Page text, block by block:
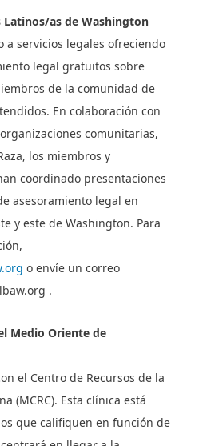
Latinos/as de Washington
a servicios legales ofreciendo
legal gratuitos sobre
de la comunidad de
En colaboración con
comunitarias,
los miembros y
coordinado presentaciones
asesoramiento legal en
y este de Washington. Para
o envíe un correo
.
Medio Oriente de
el Centro de Recursos de la
(MCRC). Esta clínica está
que califiquen en función de